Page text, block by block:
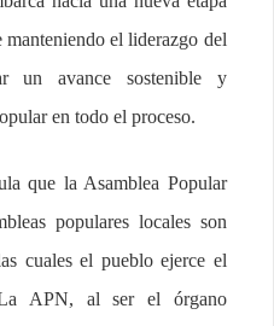
manteniendo el liderazgo del
un avance sostenible y
en todo el proceso.
que la Asamblea Popular
populares locales son
cuales el pueblo ejerce el
APN, al ser el órgano